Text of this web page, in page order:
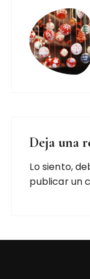
Deja una
Lo siento,
publicar un